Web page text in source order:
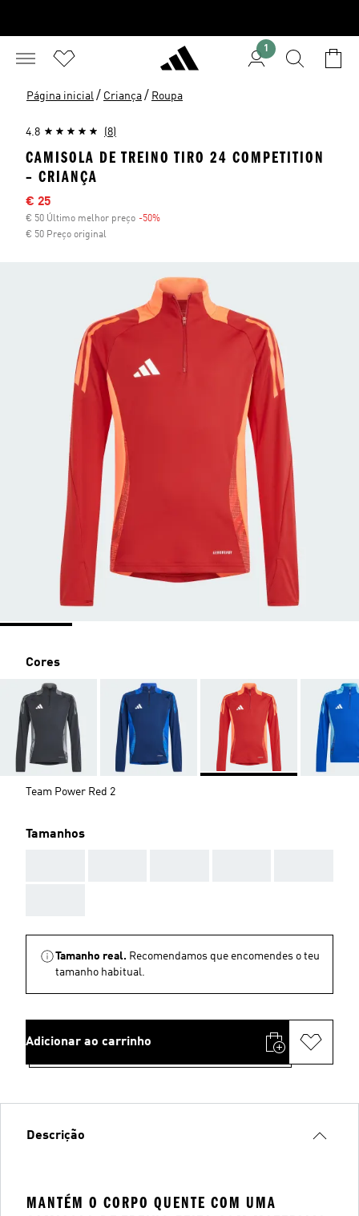
1
Página inicial / Criança / Roupa
4.8 (8)
CAMISOLA DE TREINO TIRO 24 COMPETITION
– CRIANÇA
Preço com desconto
€ 25
€ 50 Último melhor preço -50%
€ 50 Preço original
Cores
Team Power Red 2
Tamanhos
Tamanho real. Recomendamos que encomendes o teu
tamanho habitual.
Adicionar ao carrinho
Descrição
MANTÉM O CORPO QUENTE COM UMA